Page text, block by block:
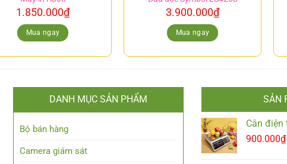
1.850.000₫
Mua ngay
3.900.000₫
Mua ngay
DANH MỤC SẢN PHẨM
Bộ bán hàng
Camera giám sát
SẢN
Cân điện
900.000₫